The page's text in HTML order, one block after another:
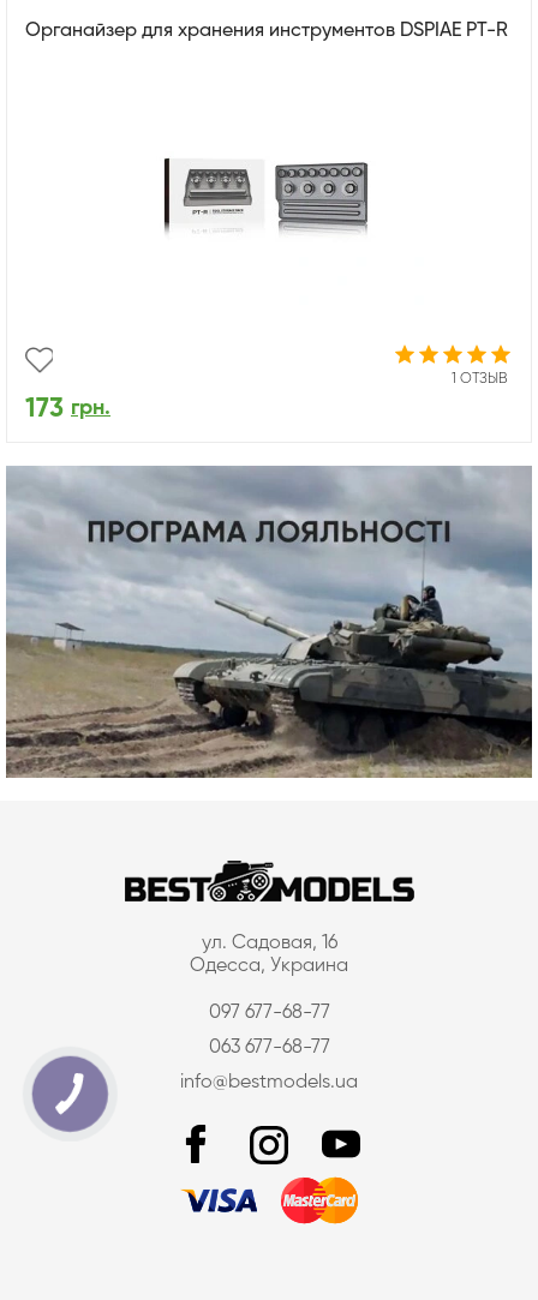
Органайзер для хранения инструментов DSPIAE PT-R
1 ОТЗЫВ
173 грн.
ул. Садовая, 16
Одесса, Украина
097 677-68-77
063 677-68-77
info@bestmodels.ua